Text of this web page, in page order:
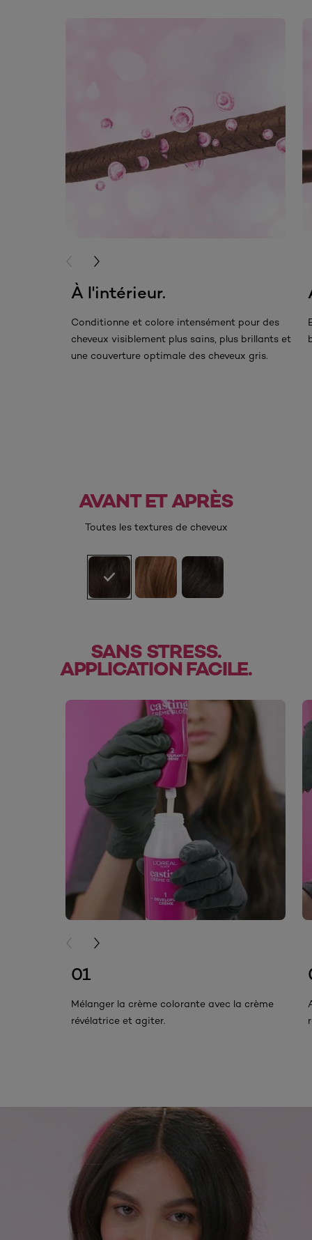
À l'intérieur.
Conditionne et colore intensément pour des
cheveux visiblement plus sains, plus brillants et
une couverture optimale des cheveux gris.
PREVIOUS CARD
NEXT CARD
AVANT ET APRÈS
Toutes les textures de cheveux
SANS STRESS.
APPLICATION FACILE.
skip slider
01
Mélanger la crème colorante avec la crème
révélatrice et agiter.
PREVIOUS CARD
NEXT CARD